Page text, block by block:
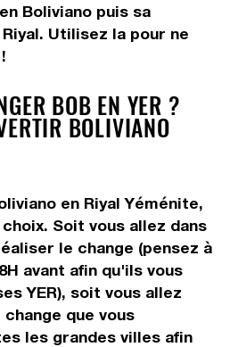
Boliviano puis sa
Utilisez la pour ne
BOB EN YER ?
BOLIVIANO
en Riyal Yéménite,
Soit vous allez dans
le change (pensez à
avant afin qu'ils vous
YER), soit vous allez
que vous
les grandes villes afin